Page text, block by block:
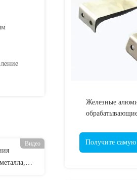
Видео
Железные
Получите